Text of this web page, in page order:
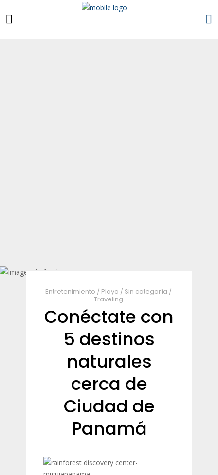
Entretenimiento / Playa / Sin categoría /
Traveling
Conéctate con
5 destinos
naturales
cerca de
Ciudad de
Panamá